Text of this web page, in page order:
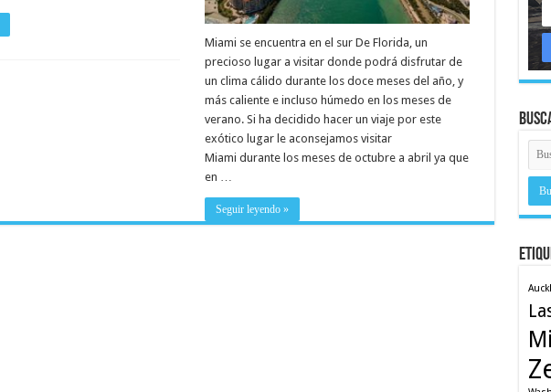
Miami se encuentra en el sur De Florida, un
precioso lugar a visitar donde podrá disfrutar de
un clima cálido durante los doce meses del año, y
más caliente e incluso húmedo en los meses de
verano. Si ha decidido hacer un viaje por este
exótico lugar le aconsejamos visitar
Miami durante los meses de octubre a abril ya que
en …
Seguir leyendo »